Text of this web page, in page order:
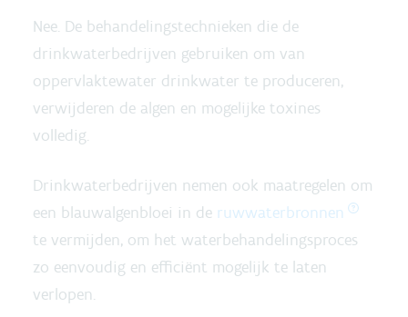
Nee. De behandelingstechnieken die de
drinkwaterbedrijven gebruiken om van
oppervlaktewater drinkwater te produceren,
verwijderen de algen en mogelijke toxines
volledig.
Drinkwaterbedrijven nemen ook maatregelen om
een blauwalgenbloei in de ruwwaterbronnen
te vermijden, om het waterbehandelingsproces
zo eenvoudig en efficiënt mogelijk te laten
verlopen.